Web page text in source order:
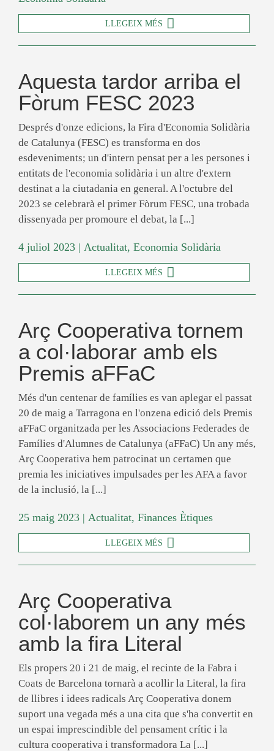
LLEGEIX MÉS
Aquesta tardor arriba el
Fòrum FESC 2023
Després d'onze edicions, la Fira d'Economia Solidària
de Catalunya (FESC) es transforma en dos
esdeveniments; un d'intern pensat per a les persones i
entitats de l'economia solidària i un altre d'extern
destinat a la ciutadania en general. A l'octubre del
2023 se celebrarà el primer Fòrum FESC, una trobada
dissenyada per promoure el debat, la [...]
4 juliol 2023 | Actualitat, Economia Solidària
LLEGEIX MÉS
Arç Cooperativa tornem
a col·laborar amb els
Premis aFFaC
Més d'un centenar de famílies es van aplegar el passat
20 de maig a Tarragona en l'onzena edició dels Premis
aFFaC organitzada per les Associacions Federades de
Famílies d'Alumnes de Catalunya (aFFaC) Un any més,
Arç Cooperativa hem patrocinat un certamen que
premia les iniciatives impulsades per les AFA a favor
de la inclusió, la [...]
25 maig 2023 | Actualitat, Finances Ètiques
LLEGEIX MÉS
Arç Cooperativa
col·laborem un any més
amb la fira Literal
Els propers 20 i 21 de maig, el recinte de la Fabra i
Coats de Barcelona tornarà a acollir la Literal, la fira
de llibres i idees radicals Arç Cooperativa donem
suport una vegada més a una cita que s'ha convertit en
un espai imprescindible del pensament crític i la
cultura cooperativa i transformadora La [...]